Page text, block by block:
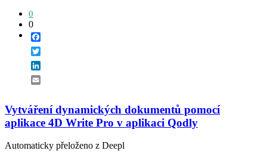
0
0
Vytváření dynamických dokumentů pomocí
aplikace 4D Write Pro v aplikaci Qodly
Automaticky přeloženo z Deepl